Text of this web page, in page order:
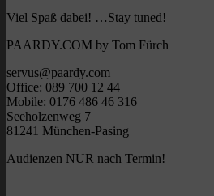
Viel Spaß dabei! …Stay tuned!
PAARDY.COM by Tom Fürch
servus@paardy.com
Office: 089 700 12 44
Mobile: 0176 486 46 316
Seeholzenweg 7
81241 München-Pasing
Audienzen NUR nach Termin!